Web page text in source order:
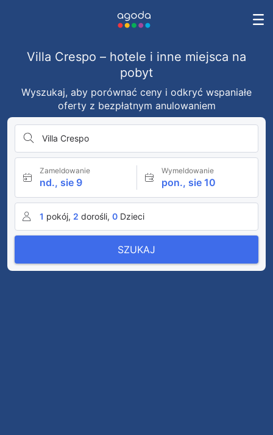
Villa Crespo – hotele i inne miejsca na
pobyt
Wyszukaj, aby porównać ceny i odkryć wspaniałe
oferty z bezpłatnym anulowaniem
Villa Crespo
Zameldowanie
nd., sie 9
Wymeldowanie
pon., sie 10
1 pokój, 2 dorośli, 0 Dzieci
SZUKAJ